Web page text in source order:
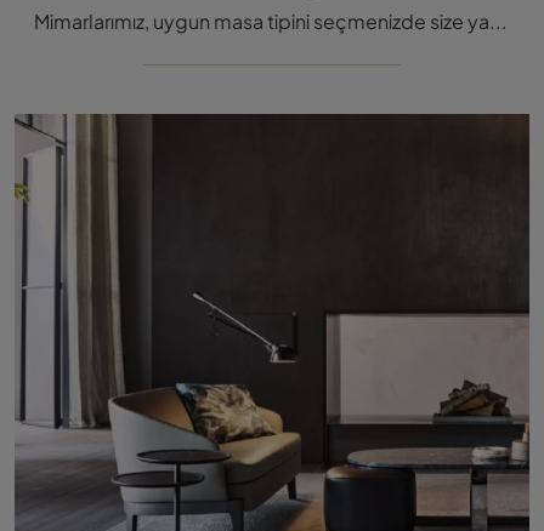
Mimarlarımız, uygun masa tipini seçmenizde size yardımcı olacaklar, böylece ortamın pratik niteliklerini ve estetik değerini tamamlayabilirsiniz.